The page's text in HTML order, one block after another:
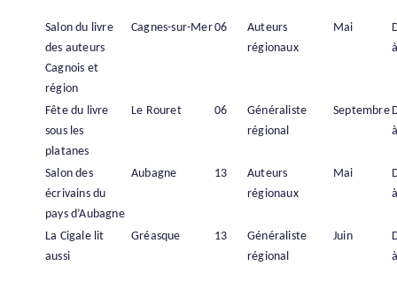
Salon du livre
des auteurs
Cagnois et
région
Cagnes-sur-Mer06
Auteurs
régionaux
Mai
Fête du livre
sous les
platanes
Le Rouret 06
Généraliste
régional
Septembre
Salon des
écrivains du
pays d’Aubagne
Aubagne 13
Auteurs
régionaux
Mai
La Cigale lit
aussi
Gréasque 13
Généraliste
régional
Juin